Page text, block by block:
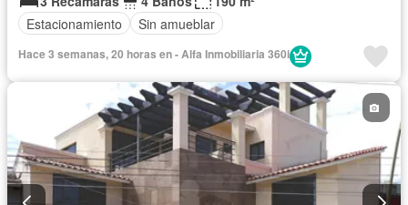
Estacionamiento
Sin amueblar
Hace 3 semanas, 20 horas en - Alfa Inmobiliaria 360i